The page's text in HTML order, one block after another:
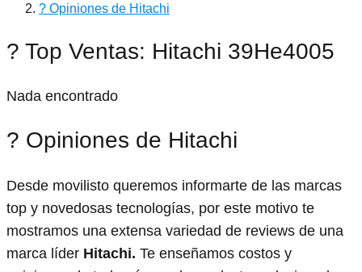
? Opiniones de Hitachi
? Top Ventas: Hitachi 39He4005
Nada encontrado
? Opiniones de Hitachi
Desde movilisto queremos informarte de las marcas
top y novedosas tecnologías, por este motivo te
mostramos una extensa variedad de reviews de una
marca líder Hitachi. Te enseñamos costos y